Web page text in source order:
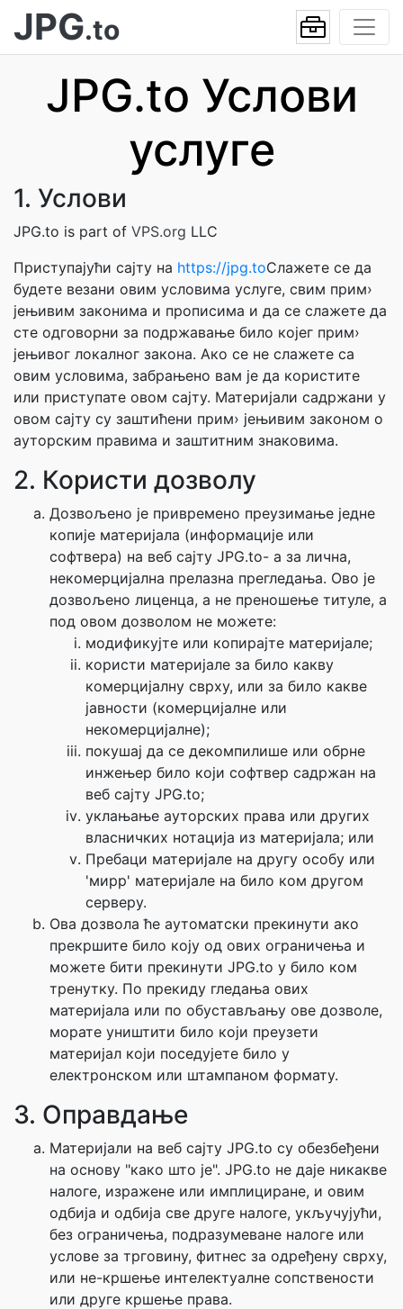
JPG.to
JPG.to Услови
услуге
1. Услови
JPG.to is part of VPS.org LLC
Приступајући сајту на https://jpg.toСлажете се да
будете везани овим условима услуге, свим прим›
јењивим законима и прописима и да се слажете да
сте одговорни за подржавање било којег прим›
јењивог локалног закона. Ако се не слажете са
овим условима, забрањено вам је да користите
или приступате овом сајту. Материјали садржани у
овом сајту су заштићени прим› јењивим законом о
ауторским правима и заштитним знаковима.
2. Користи дозволу
Дозвољено је привремено преузимање једне
копије материјала (информације или
софтвера) на веб сајту JPG.to- а за лична,
некомерцијална прелазна прегледања. Ово је
дозвољено лиценца, а не преношење титуле, а
под овом дозволом не можете:
модификујте или копирајте материјале;
користи материјале за било какву
комерцијалну сврху, или за било какве
јавности (комерцијалне или
некомерцијалне);
покушај да се декомпилише или обрне
инжењер било који софтвер садржан на
веб сајту JPG.to;
уклањање ауторских права или других
власничких нотација из материјала; или
Пребаци материјале на другу особу или
'мирр' материјале на било ком другом
серверу.
Ова дозвола ће аутоматски прекинути ако
прекршите било коју од ових ограничења и
можете бити прекинути JPG.to у било ком
тренутку. По прекиду гледања ових
материјала или по обустављању ове дозволе,
морате уништити било који преузети
материјал који поседујете било у
електронском или штампаном формату.
3. Оправдање
Материјали на веб сајту JPG.to су обезбеђени
на основу "како што је". JPG.to не даје никакве
налоге, изражене или имплициране, и овим
одбија и одбија све друге налоге, укључујући,
без ограничења, подразумеване налоге или
услове за трговину, фитнес за одређену сврху,
или не-кршење интелектуалне сопствености
или друге кршење права.